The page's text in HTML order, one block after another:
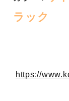
ラック
https://